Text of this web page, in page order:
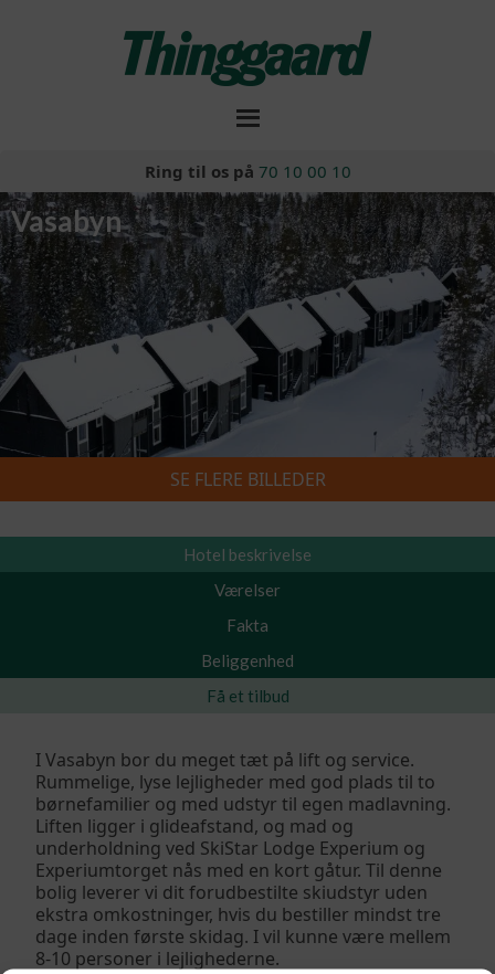
Ring til os på 70 10 00 10
Vasabyn
SE FLERE BILLEDER
Vasabyn
Hotel beskrivelse
Værelser
Fakta
Beliggenhed
Få et tilbud
I Vasabyn bor du meget tæt på lift og service.
Rummelige, lyse lejligheder med god plads til to
børnefamilier og med udstyr til egen madlavning.
Liften ligger i glideafstand, og mad og
underholdning ved SkiStar Lodge Experium og
Experiumtorget nås med en kort gåtur. Til denne
bolig leverer vi dit forudbestilte skiudstyr uden
ekstra omkostninger, hvis du bestiller mindst tre
dage inden første skidag. I vil kunne være mellem
8-10 personer i lejlighederne.